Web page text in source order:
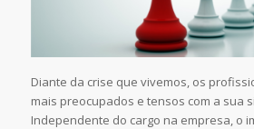
Diante da crise que vivemos, os
mais preocupados e tensos com a sua
Independente do cargo na empresa, o